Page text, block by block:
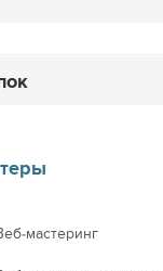
мастеринг